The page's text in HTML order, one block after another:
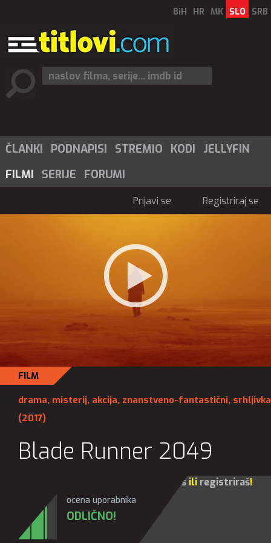
BiH HR MK SLO SRB
ČLANKI PODNAPISI STREMIO KODI
JELLYFIN
FILMI
SERIJE FORUMI
Prijavi se Registriraj se
FILM
drama, misterij, akcija, znanstveno-fantastični, srhljivka
(2017)
Blade Runner 2049
prijaviš ili registriraš!
ocena uporabnika
ODLIČNO!